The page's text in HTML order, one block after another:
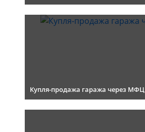
Купля-продажа гаража через МФЦ